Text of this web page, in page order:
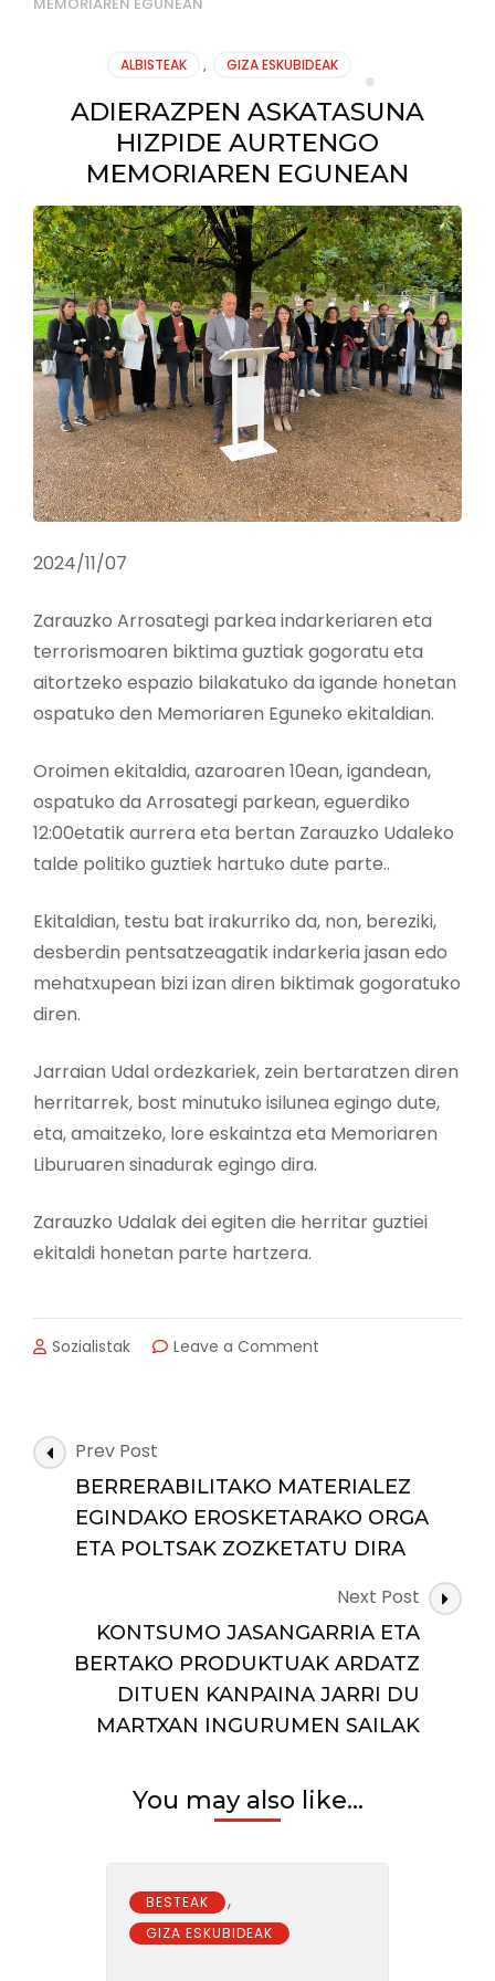
ALBISTEAK , GIZA ESKUBIDEAK
ADIERAZPEN ASKATASUNA
HIZPIDE AURTENGO
MEMORIAREN EGUNEAN
2024/11/07
Zarauzko Arrosategi parkea indarkeriaren eta
terrorismoaren biktima guztiak gogoratu eta
aitortzeko espazio bilakatuko da igande honetan
ospatuko den Memoriaren Eguneko ekitaldian.
Oroimen ekitaldia, azaroaren 10ean, igandean,
ospatuko da Arrosategi parkean, eguerdiko
12:00etatik aurrera eta bertan Zarauzko Udaleko
talde politiko guztiek hartuko dute parte..
Ekitaldian, testu bat irakurriko da, non, bereziki,
desberdin pentsatzeagatik indarkeria jasan edo
mehatxupean bizi izan diren biktimak gogoratuko
diren.
Jarraian Udal ordezkariek, zein bertaratzen diren
herritarrek, bost minutuko isilunea egingo dute,
eta, amaitzeko, lore eskaintza eta Memoriaren
Liburuaren sinadurak egingo dira.
Zarauzko Udalak dei egiten die herritar guztiei
ekitaldi honetan parte hartzera.
Sozialistak Leave a Comment
EGUNEAN
Post
Navigation
Prev Post
BERRERABILITAKO MATERIALEZ
EGINDAKO EROSKETARAKO ORGA
ETA POLTSAK ZOZKETATU DIRA
Next Post
KONTSUMO JASANGARRIA ETA
BERTAKO PRODUKTUAK ARDATZ
DITUEN KANPAINA JARRI DU
MARTXAN INGURUMEN SAILAK
You may also like...
BESTEAK ,
GIZA ESKUBIDEAK